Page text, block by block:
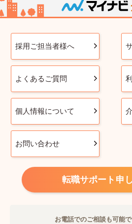
採用ご担当者様へ
よくあるご質問
個人情報について
お問い合わせ
転職サポート申
お電話でのご相談も可能